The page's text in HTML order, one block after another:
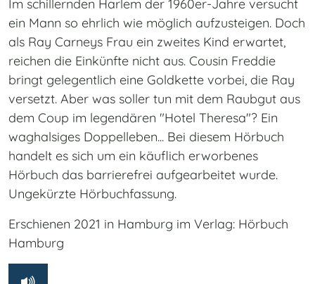
Im schillernden Harlem der 1960er-Jahre versucht
ein Mann so ehrlich wie möglich aufzusteigen. Doch
als Ray Carneys Frau ein zweites Kind erwartet,
reichen die Einkünfte nicht aus. Cousin Freddie
bringt gelegentlich eine Goldkette vorbei, die Ray
versetzt. Aber was soller tun mit dem Raubgut aus
dem Coup im legendären "Hotel Theresa"? Ein
waghalsiges Doppelleben... Bei diesem Hörbuch
handelt es sich um ein käuflich erworbenes
Hörbuch das barrierefrei aufgearbeitet wurde.
Ungekürzte Hörbuchfassung.
Erschienen 2021 in Hamburg im Verlag: Hörbuch
Hamburg